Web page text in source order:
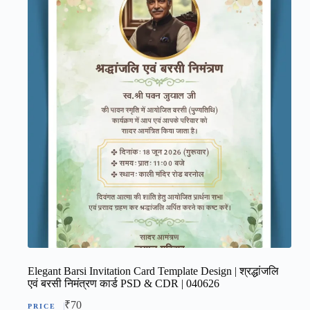
Elegant Barsi Invitation Card Template Design | श्रद्धांजलि
एवं बरसी निमंत्रण कार्ड PSD & CDR | 040626
₹70